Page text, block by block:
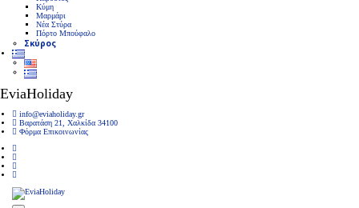
Κύμη
Μαρμάρι
Νέα Στύρα
Πόρτο Μπούφαλο
Σκύρος
EviaHoliday
info@eviaholiday.gr
Βαρατάση 21, Χαλκίδα 34100
Φόρμα Επικοινωνίας